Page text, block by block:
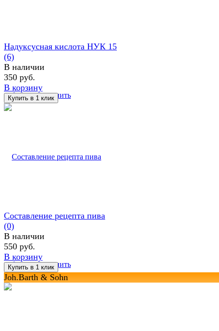
избранное сравнить
Надуксусная кислота НУК 15
(6)
В наличии
350 руб.
В корзину
избранное сравнить
Составление рецепта пива
(0)
В наличии
550 руб.
В корзину
Joh.Barth & Sohn